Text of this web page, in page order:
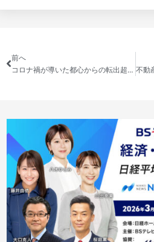
前へ
コロナ禍が導いた都心からの転出超過が暗示する、これからの東京の不動産の真の価値とは？